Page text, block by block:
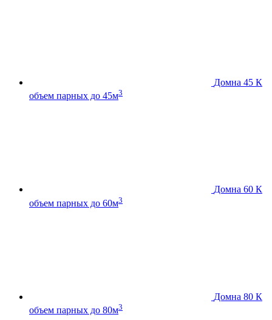
Домна 45 К
объем парных до 45м3
Домна 60 К
объем парных до 60м3
Домна 80 К
объем парных до 80м3